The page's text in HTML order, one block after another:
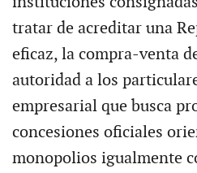
tratar de acreditar una
eficaz, la compra-venta
autoridad a los
empresarial que busca
concesiones oficiales
monopolios igualmente